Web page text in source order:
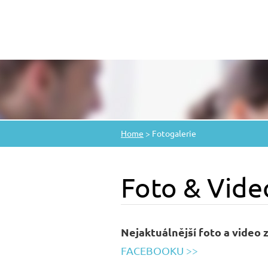
Home > Fotogalerie
Foto &
Nejaktuálnější foto a video
FACEBOOKU >>